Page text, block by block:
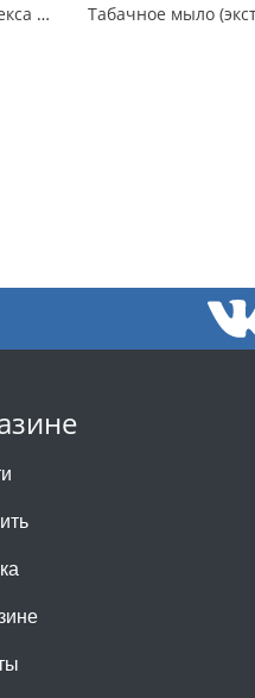
Террадокс от комплекса почвенных вредителей 200 гр